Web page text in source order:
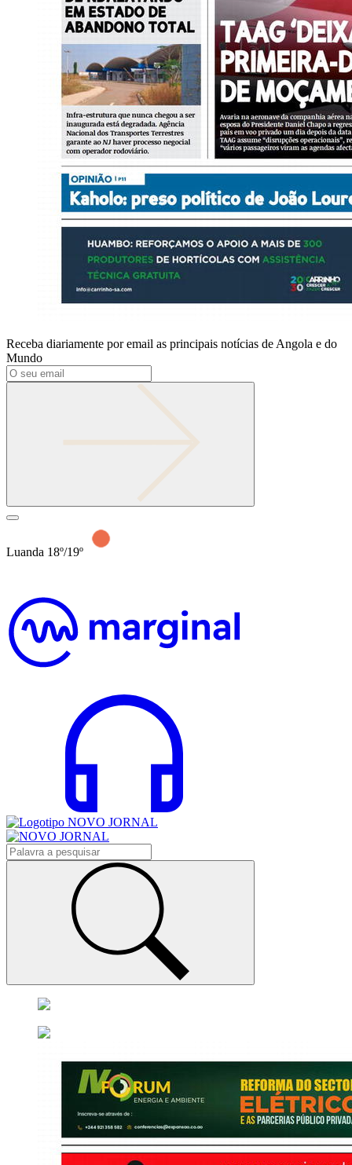
Receba diariamente por email as principais notícias de Angola e do
Mundo
Luanda 18º/19º